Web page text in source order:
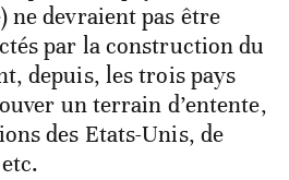
ne devraient pas être
par la construction du
depuis, les trois pays
un terrain d’entente,
des Etats-Unis, de